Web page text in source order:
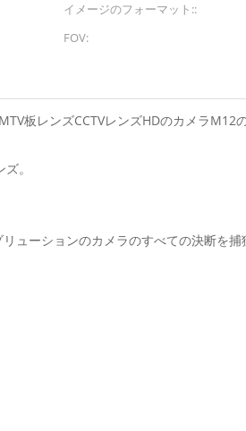
イメージのフォーマット::
FOV:
板レンズCCTVレンズHDのカメラM12
。
ューションのカメラのすべての決断を捕